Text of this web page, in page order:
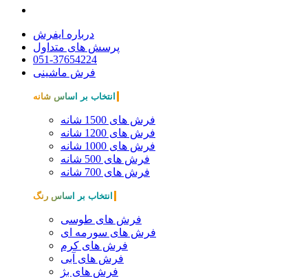
درباره ایفرش
پرسش های متداول
051-37654224
فرش ماشینی
انتخاب بر اساس شانه
فرش های 1500 شانه
فرش های 1200 شانه
فرش های 1000 شانه
فرش های 500 شانه
فرش های 700 شانه
انتخاب بر اساس رنگ
فرش های طوسی
فرش های سورمه ای
فرش های کرم
فرش های آبی
فرش های بژ